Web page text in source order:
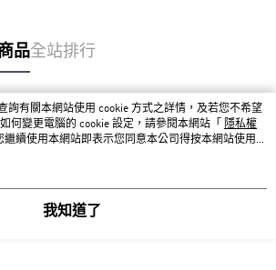
品全站排行
詢有關本網站使用 cookie 方式之詳情，及若您不希望
何變更電腦的 cookie 設定，請參閱本網站「
隱私權
繼續使用本網站即表示您同意本公司得按本網站使用條
。
我知道了